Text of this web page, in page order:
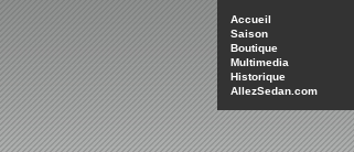
Accueil
Saison
Boutique
Multimedia
Historique
AllezSedan.com